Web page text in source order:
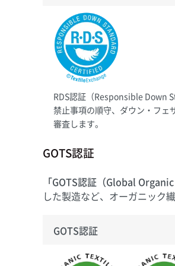
RDS認証（Responsible Down
禁止事項の順守、ダウン・フェ
審査します。
GOTS認証
「GOTS認証（Global
した製造など、オーガニック
GOTS認証